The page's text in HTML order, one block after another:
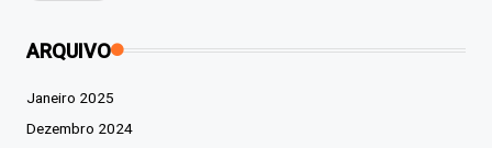
ARQUIVO
Janeiro 2025
Dezembro 2024